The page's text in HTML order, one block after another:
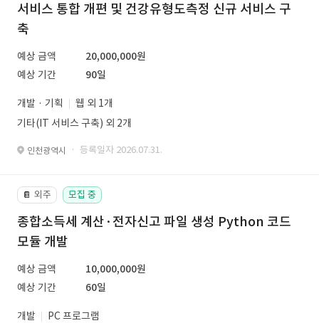
서비스 통합 개편 및 건강유형도측정 신규 서비스 구
축
예상 금액
20,000,000원
예상 기간
90일
개발 · 기획
웹 외 1개
기타(IT 서비스 구축) 외 2개
인천광역시 · 등록일자 2026.07.31.
📔 외주 모집 중
종합소득세 계산·전자신고 파일 생성 Python 코드
모듈 개발
예상 금액
10,000,000원
예상 기간
60일
개발
PC 프로그램